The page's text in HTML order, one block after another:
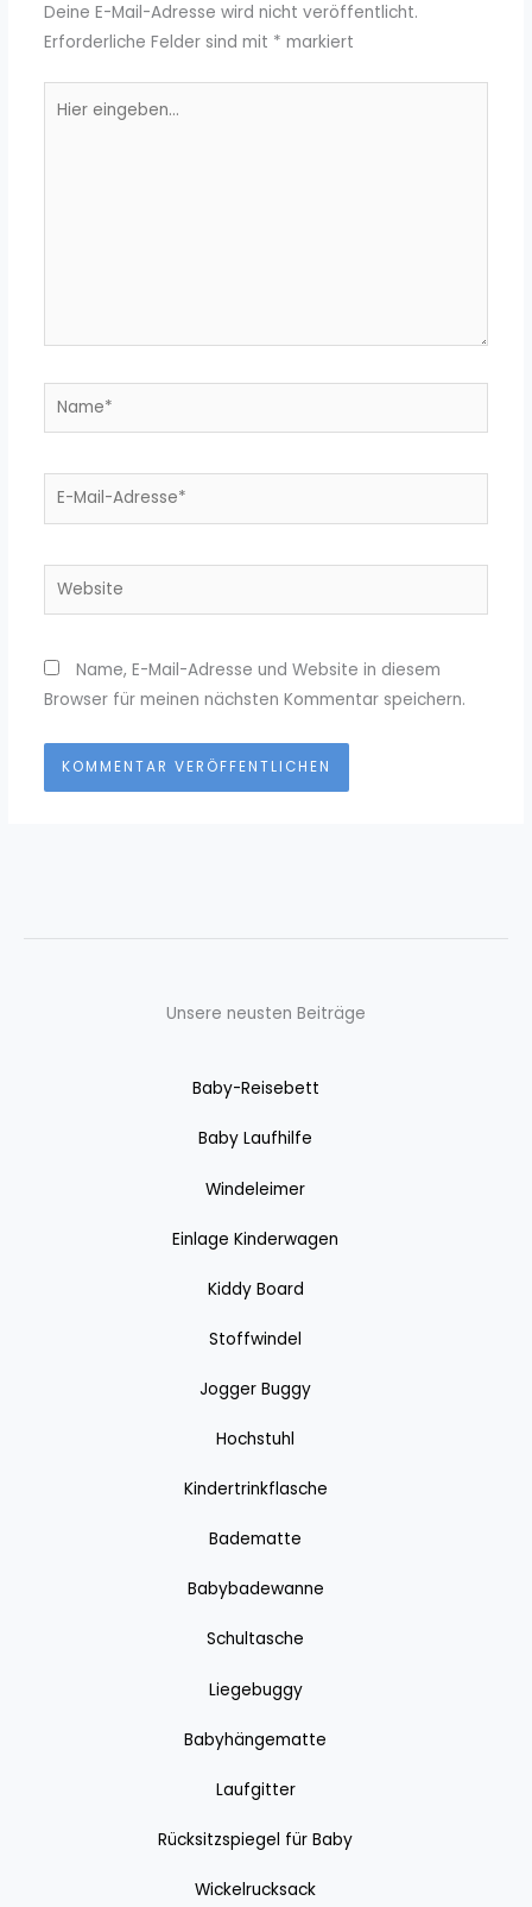
Deine E-Mail-Adresse wird nicht veröffentlicht.
Erforderliche Felder sind mit * markiert
eingeben…
Name*
E-
Website
Name, E-Mail-Adresse und Website in diesem
Browser für meinen nächsten Kommentar speichern.
Unsere neusten Beiträge
Baby-Reisebett
Baby Laufhilfe
Windeleimer
Einlage Kinderwagen
Kiddy Board
Stoffwindel
Jogger Buggy
Hochstuhl
Kindertrinkflasche
Badematte
Babybadewanne
Schultasche
Liegebuggy
Babyhängematte
Laufgitter
Rücksitzspiegel für Baby
Wickelrucksack